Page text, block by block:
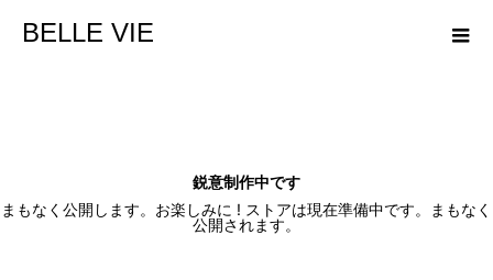
BELLE VIE
鋭意制作中です
まもなく公開します。お楽しみに ! ストアは現在準備中です。まもなく
公開されます。